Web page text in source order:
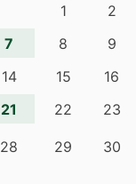
1
2
7 8
9
14 15
16
21 22 23
28 29 30